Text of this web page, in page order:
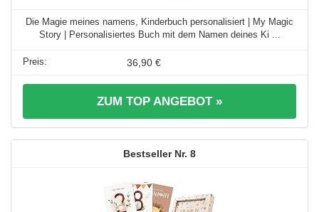
Die Magie meines namens, Kinderbuch personalisiert | My Magic
Story | Personalisiertes Buch mit dem Namen deines Ki ...
36,90 €
ZUM TOP ANGEBOT »
8